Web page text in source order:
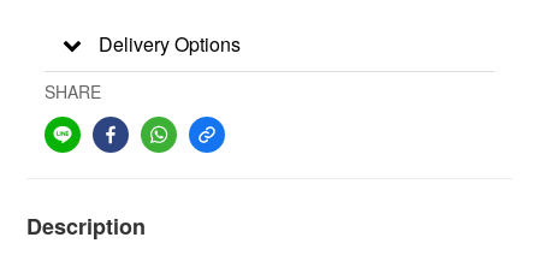
Delivery Options
SHARE
Description